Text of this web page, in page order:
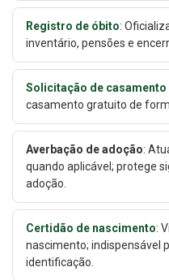
Registro de óbito:
inventário, pensões e
Solicitação de
casamento gratuito de
Averbação de adoção:
quando aplicável; protege
adoção.
Certidão de nascimento:
nascimento; indispensável
identificação.